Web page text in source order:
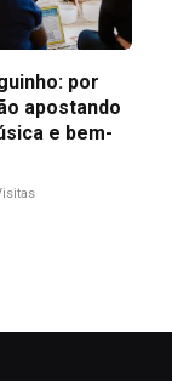
por
apostando
e bem-